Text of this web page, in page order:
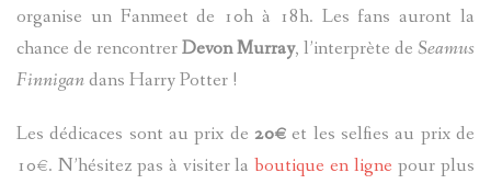
organise un Fanmeet de 10h à 18h. Les fans auront la
chance de rencontrerDevon Murray, l’interprète de Seamus
Finnigandans Harry Potter !
Les dédicaces sont au prix de 20€ et les selfies au prix de
10€. N’hésitez pas à visiter laboutique en ligne pour plus